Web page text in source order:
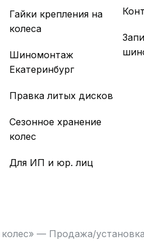
Гайки крепления на
колеса
Шиномонтаж
Екатеринбург
Правка литых дисков
Сезонное хранение
колес
Для ИП и юр. лиц
— Продажа/